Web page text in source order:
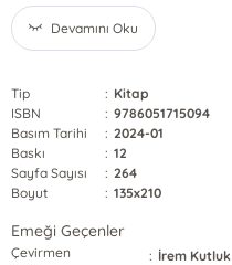
Devamını Oku
Tip : Kitap
ISBN
: 9786051715094
Basım Tarihi
: 2024-01
Baskı
: 12
Sayfa Sayısı
: 264
Boyut
: 135x210
Emeği Geçenler
Çevirmen : İrem Kutluk